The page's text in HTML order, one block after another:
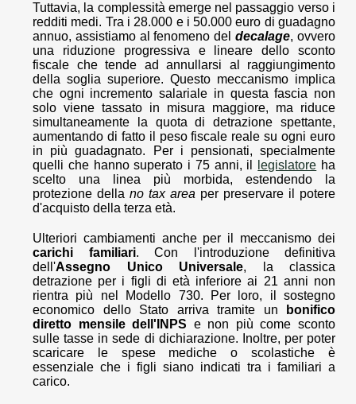
Tuttavia, la complessità emerge nel passaggio verso i
redditi medi. Tra i 28.000 e i 50.000 euro di guadagno
annuo, assistiamo al fenomeno deldecalage, ovvero
una riduzione progressiva e lineare dello sconto
fiscale che tende ad annullarsi al raggiungimento
della soglia superiore. Questo meccanismo implica
che ogni incremento salariale in questa fascia non
solo viene tassato in misura maggiore, ma riduce
simultaneamente la quota di detrazione spettante,
aumentando di fatto il peso fiscale reale su ogni euro
in più guadagnato. Per i pensionati, specialmente
quelli che hanno superato i 75 anni, il
legislatore ha
scelto una linea più morbida, estendendo la
protezione della no tax area per preservare il potere
d'acquisto della terza età.
Ulteriori cambiamenti anche per il meccanismo dei
carichi familiari. Con l'introduzione definitiva
dell'Assegno Unico Universale, la classica
detrazione per i figli di età inferiore ai 21 anni non
rientra più nel Modello 730. Per loro, il sostegno
economico dello Stato arriva tramite un
bonifico
diretto mensile dell'INPS e non più come sconto
sulle tasse in sede di dichiarazione. Inoltre, per poter
scaricare le spese mediche o scolastiche è
essenziale che i figli siano indicati tra i familiari a
carico.